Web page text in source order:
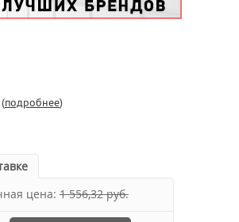
(подробнее)
цена: 1 556,32 руб.